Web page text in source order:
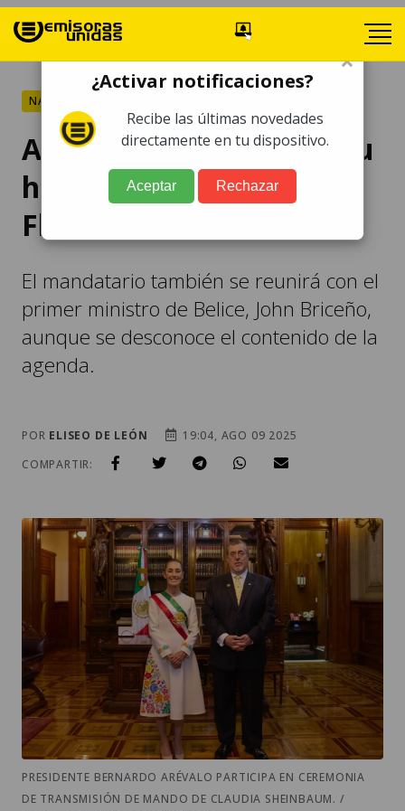
NACIONALES
Arévalo se reunirá con su
homóloga de México en
Flores, Petén
El mandatario también se reunirá con el
primer ministro de Belice, John Briceño,
aunque se desconoce el contenido de la
agenda.
POR ELISEO DE LEÓN
19:04, AGO 09 2025
COMPARTIR:
PRESIDENTE BERNARDO ARÉVALO PARTICIPA EN CEREMONIA
DE TRANSMISIÓN DE MANDO DE CLAUDIA SHEINBAUM. /
×
¿Activar notificaciones?
Recibe las últimas novedades
directamente en tu dispositivo.
Aceptar Rechazar